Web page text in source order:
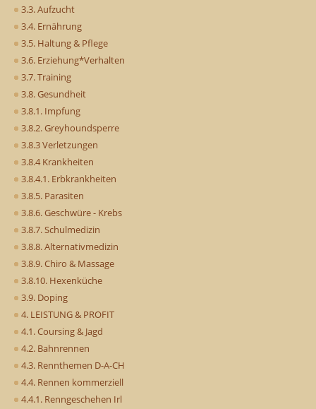
3.3. Aufzucht
3.4. Ernährung
3.5. Haltung & Pflege
3.6. Erziehung*Verhalten
3.7. Training
3.8. Gesundheit
3.8.1. Impfung
3.8.2. Greyhoundsperre
3.8.3 Verletzungen
3.8.4 Krankheiten
3.8.4.1. Erbkrankheiten
3.8.5. Parasiten
3.8.6. Geschwüre - Krebs
3.8.7. Schulmedizin
3.8.8. Alternativmedizin
3.8.9. Chiro & Massage
3.8.10. Hexenküche
3.9. Doping
4. LEISTUNG & PROFIT
4.1. Coursing & Jagd
4.2. Bahnrennen
4.3. Rennthemen D-A-CH
4.4. Rennen kommerziell
4.4.1. Renngeschehen Irl